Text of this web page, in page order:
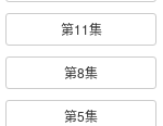
第11集
第8集
第5集